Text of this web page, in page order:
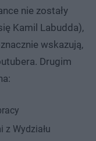
nie zostały
Kamil Labudda),
wskazują,
Drugim
Wydziału